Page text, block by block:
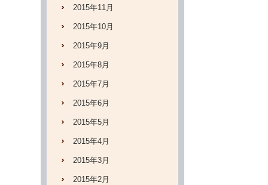
2015年11月
2015年10月
2015年9月
2015年8月
2015年7月
2015年6月
2015年5月
2015年4月
2015年3月
2015年2月